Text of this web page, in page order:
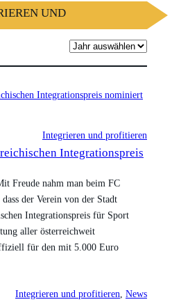
UND
A
h
Integrieren und profitieren
Integrationspreis
Freude nahm man beim FC
der Verein von der Stadt
Integrationspreis für Sport
aller österreichweit
für den mit 5.000 Euro
Integrieren und profitieren News